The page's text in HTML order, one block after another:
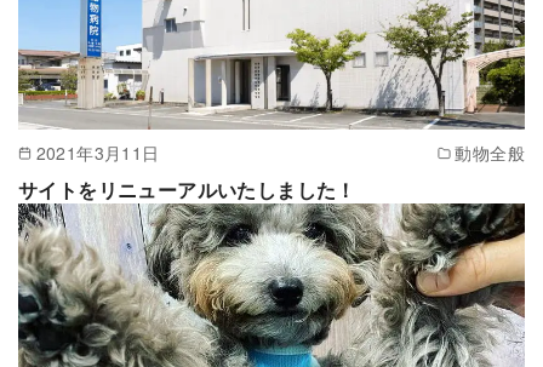
2021年3月11日 動物全般
サイトをリニューアルいたしました！